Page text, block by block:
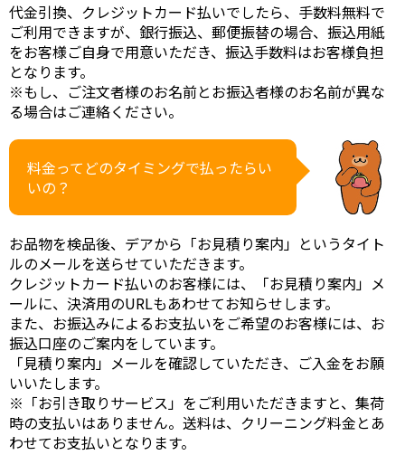
代金引換、クレジットカード払いでしたら、手数料無料で
ご利用できますが、銀行振込、郵便振替の場合、振込用紙
をお客様ご自身で用意いただき、振込手数料はお客様負担
となります。
※もし、ご注文者様のお名前とお振込者様のお名前が異な
る場合はご連絡ください。
料金ってどのタイミングで払ったらい
いの？
お品物を検品後、デアから「お見積り案内」というタイト
ルのメールを送らせていただきます。
クレジットカード払いのお客様には、「お見積り案内」メ
ールに、決済用のURLもあわせてお知らせします。
また、お振込みによるお支払いをご希望のお客様には、お
振込口座のご案内をしています。
「見積り案内」メールを確認していただき、ご入金をお願
いいたします。
※「お引き取りサービス」をご利用いただきますと、集荷
時の支払いはありません。送料は、クリーニング料金とあ
わせてお支払いとなります。